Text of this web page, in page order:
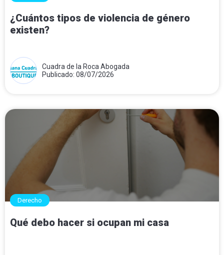
¿Cuántos tipos de violencia de género
existen?
Cuadra de la Roca Abogada
Publicado: 08/07/2026
Derecho
Qué debo hacer si ocupan mi casa